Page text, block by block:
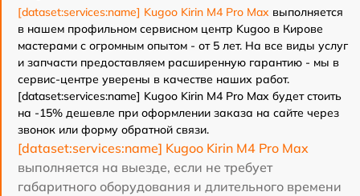
[dataset:services:name] Kugoo Kirin M4 Pro Max выполняется
в нашем профильном сервисном центр Kugoo в Кирове
мастерами с огромным опытом - от 5 лет. На все виды услуг
и запчасти предоставляем расширенную гарантию - мы в
сервис-центре уверены в качестве наших работ.
[dataset:services:name] Kugoo Kirin M4 Pro Max будет стоить
на -15% дешевле при оформлении заказа на сайте через
звонок или форму обратной связи.
[dataset:services:name] Kugoo Kirin M4 Pro Max
выполняется на выезде, если не требует
габаритного оборудования и длительного времени